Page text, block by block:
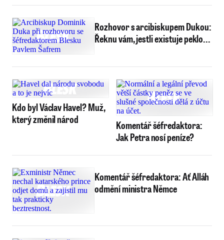
Rozhovor s arcibiskupem Dukou:
Řeknu vám, jestli existuje peklo...
Kdo byl Václav Havel? Muž,
který změnil národ
Komentář šéfredaktora:
Jak Petra nosí peníze?
Komentář šéfredaktora: Ať Alláh
odmění ministra Němce